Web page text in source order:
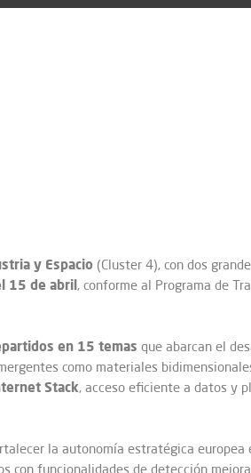
y Espacio (Cluster 4), con dos
15 de abril, conforme al Programa de
en 15 temas que abarcan el
como materiales
Stack, acceso eficiente a datos y
la autonomía estratégica europea
con funcionalidades de detección